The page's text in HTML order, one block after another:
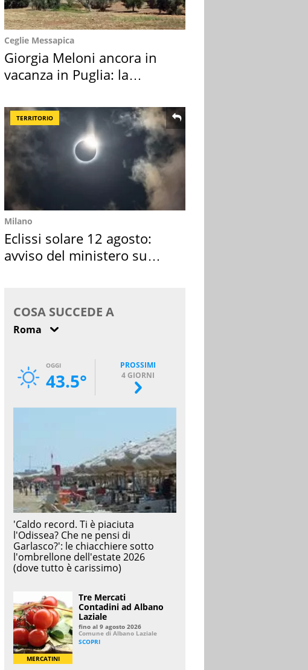
Ceglie Messapica
Giorgia Meloni ancora in
vacanza in Puglia: la
TERRITORIO
Milano
Eclissi solare 12 agosto:
avviso del ministero su